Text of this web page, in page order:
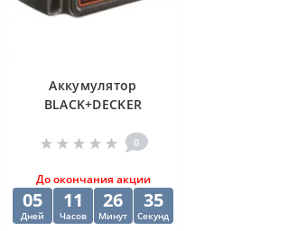
Аккумулятор
BLACK+DECKER
0
До окончания акции
05
Дней
11
Часов
26
Минут
34
Секунд